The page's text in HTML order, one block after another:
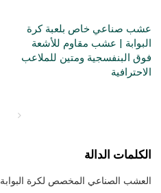
عشب صناعي خاص بلعبة كرة
البوابة | عشب مقاوم للأشعة
فوق البنفسجية ومتين للملاعب
الاحترافية
الكلمات الدالة
العشب الصناعي المخصص لكرة البوابة